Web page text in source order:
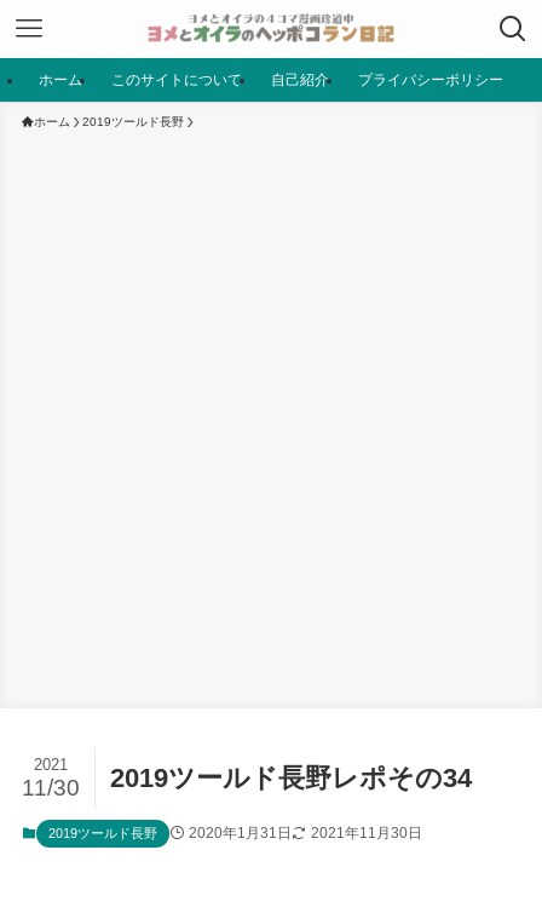
ホーム このサイトについて 自己紹介 プライバシーポリシー
ホーム 2019ツールド長野
2019ツールド長野レポその34
2021
11/30
2019ツールド長野 2020年1月31日 2021年11月30日